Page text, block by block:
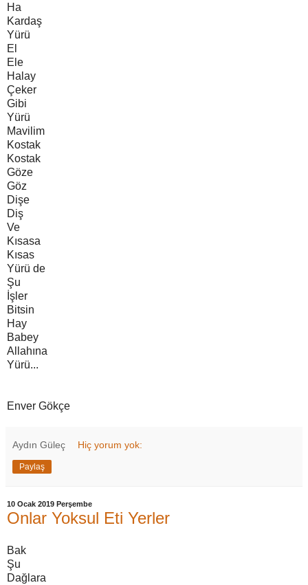
Ha
Kardaş
Yürü
El
Ele
Halay
Çeker
Gibi
Yürü
Mavilim
Kostak
Kostak
Göze
Göz
Dişe
Diş
Ve
Kısasa
Kısas
Yürü de
Şu
İşler
Bitsin
Hay
Babey
Allahına
Yürü...
Enver Gökçe
Aydın Güleç Hiç yorum yok:
Paylaş
10 Ocak 2019 Perşembe
Onlar Yoksul Eti Yerler
Bak
Şu
Dağlara